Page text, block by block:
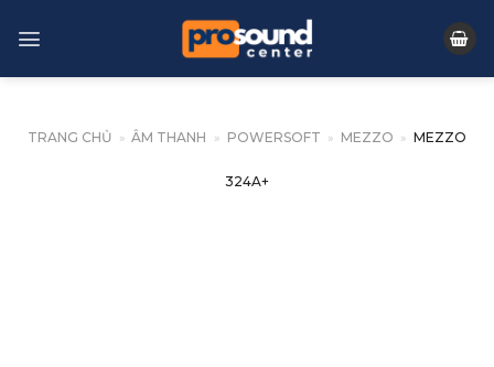
TRANG CHỦ » ÂM THANH » POWERSOFT » MEZZO » MEZZO
324A+